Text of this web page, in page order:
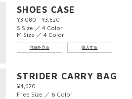
SHOES CASE
¥3,080 - ¥3,520
S Size ／ 4 Color
M Size ／ 4 Color
詳細を見る 購入する
STRIDER CARRY BAG
¥4,620
Free Size ／ 6 Color